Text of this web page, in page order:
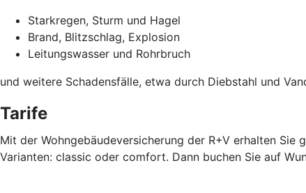
Starkregen, Sturm und Hagel
Brand, Blitzschlag, Explosion
Leitungswasser und Rohrbruch
und weitere Schadensfälle, etwa durch Diebstahl und
Tarife
Mit der Wohngebäudeversicherung der R+V erhalten
Varianten: classic oder comfort. Dann buchen Sie auf